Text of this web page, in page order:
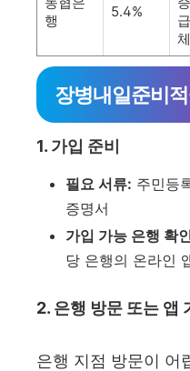
행
5.4%
체
장병내일준비
1. 가입 준비
필요 서류: 주민등
증명서
가입 가능 은행 확
당 은행의 온라인
2. 은행 방문 또는 앱
은행 지점 방문이 어